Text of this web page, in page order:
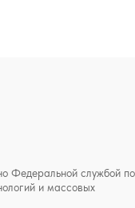
Федеральной службой по
и массовых